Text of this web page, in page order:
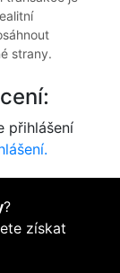
strany.
přihlášení
?
získat